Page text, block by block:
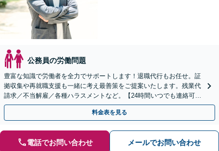
公務員の労働問題
豊富な知識で労働者を全力でサポートします！退職代行もお任せ。証
拠収集や再就職支援も一緒に考え最善策をご提案いたします。残業代
請求／不当解雇／各種ハラスメントなど。【24時間いつでも連絡可】
【完全個室対応】【子連れ相談可】
料金表を見る
電話でお問い合わせ メールでお問い合わせ